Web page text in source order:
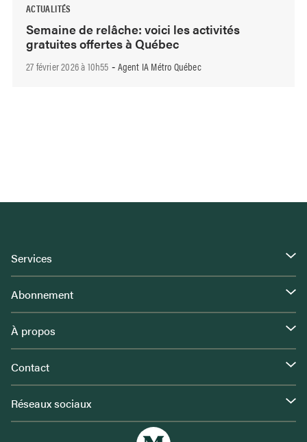
ACTUALITÉS
Semaine de relâche: voici les activités
gratuites offertes à Québec
27 février 2026 à 10h55 - Agent IA Métro Québec
Services
Abonnement
À propos
Contact
Réseaux sociaux